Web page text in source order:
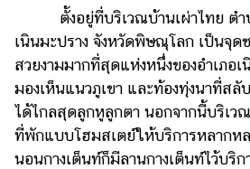
ตั้งอยู่ที่บริเวณบ้านเผ่าไทย ต
เนินมะปราง จังหวัดพิษณุโลก เป็นจุด
สวยงามมากที่สุดแห่งหนึ่งของอำเภอเ
มองเห็นแนวภูเขา และท้องทุ่งนาที่สลั
ได้ไกลสุดลูกหูลูกตา นอกจากนี้บริเว
ที่พักแบบโฮมสเตย์ให้บริการหลากห
นอนกางเต็นท์ก็มีลานกางเต็นท์ไว้บริก